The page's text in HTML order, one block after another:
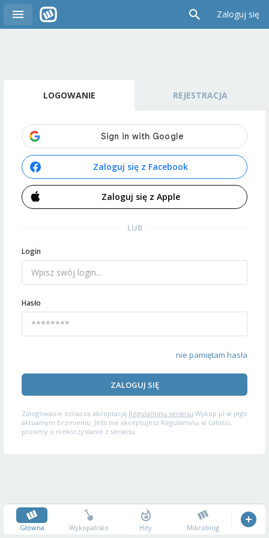
Zaloguj się
LOGOWANIE REJESTRACJA
Zaloguj się z Facebook
Zaloguj się z Apple
LUB
Login
Hasło
nie pamiętam hasła
ZALOGUJ SIĘ
Zalogowanie oznacza akceptację Regulaminu serwisu Wykop.pl w jego
aktualnym brzmieniu. Jeśli nie akceptujesz Regulaminu w całości,
prosimy o niekorzystanie z serwisu.
Główna Wykopalisko Hity Mikroblog